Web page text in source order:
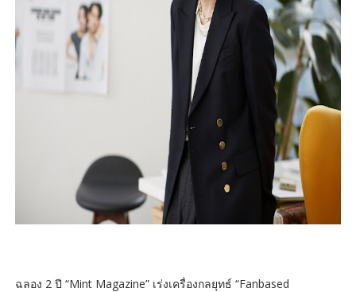
ฉลอง 2 ปี “Mint Magazine” เร่งเครื่องกลยุทธ์ “Fanbased